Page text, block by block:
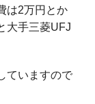
は2万円とか
大手三菱UFJ
ていますので